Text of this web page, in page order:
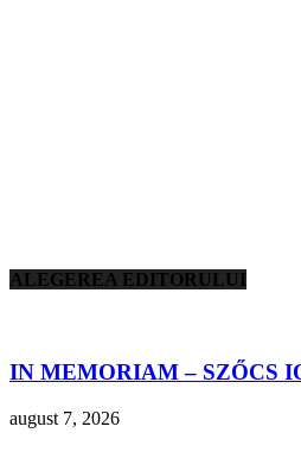
ALEGEREA EDITORULUI
IN MEMORIAM – SZŐCS
august 7, 2026